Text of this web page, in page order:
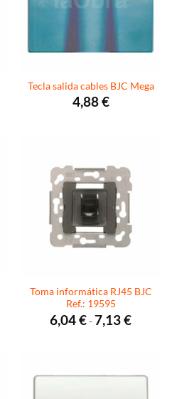
Tecla salida cables BJC Mega
4,88€
Toma informática RJ45 BJC
Ref.: 19595
6,04€- 7,13€Rango
de